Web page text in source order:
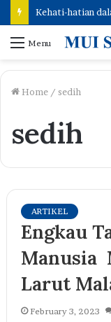
Menu
Home / sedih
sedih
ARTIKEL
Engkau
Manusia
Larut
February 3, 2023